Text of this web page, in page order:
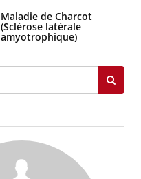
Maladie de Charcot
(Sclérose latérale
amyotrophique)